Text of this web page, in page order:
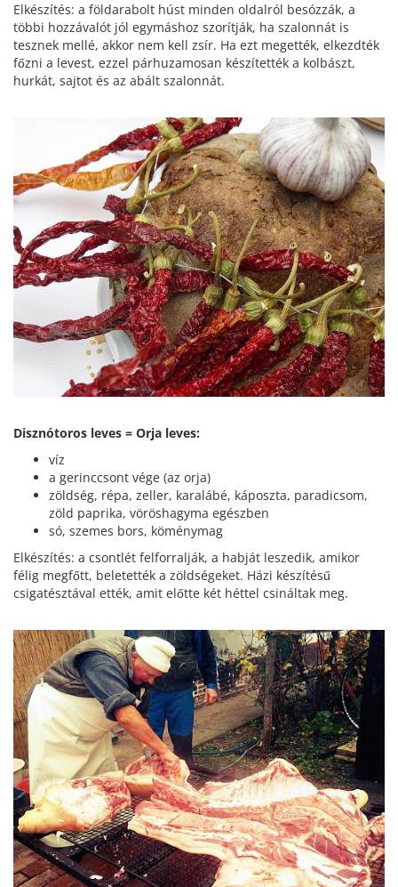
Elkészítés: a földarabolt húst minden oldalról besózzák, a
többi hozzávalót jól egymáshoz szorítják, ha szalonnát is
tesznek mellé, akkor nem kell zsír. Ha ezt megették, elkezdték
főzni a levest, ezzel párhuzamosan készítették a kolbászt,
hurkát, sajtot és az abált szalonnát.
Disznótoros leves = Orja leves:
víz
a gerinccsont vége (az orja)
zöldség, répa, zeller, karalábé, káposzta, paradicsom,
zöld paprika, vöröshagyma egészben
só, szemes bors, köménymag
Elkészítés: a csontlét felforralják, a habját leszedik, amikor
félig megfőtt, beletették a zöldségeket. Házi készítésű
csigatésztával ették, amit előtte két héttel csináltak meg.